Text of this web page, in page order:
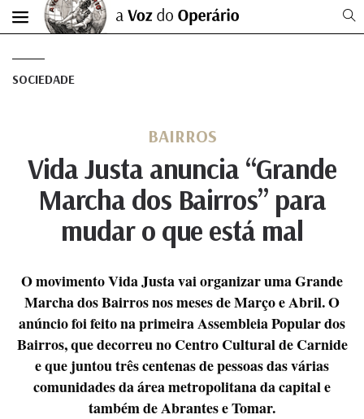
SOCIEDADE
BAIRROS
Vida Justa anuncia “Grande
Marcha dos Bairros” para
mudar o que está mal
O movimento Vida Justa vai organizar uma Grande
Marcha dos Bairros nos meses de Março e Abril. O
anúncio foi feito na primeira Assembleia Popular dos
Bairros, que decorreu no Centro Cultural de Carnide
e que juntou três centenas de pessoas das várias
comunidades da área metropolitana da capital e
também de Abrantes e Tomar.